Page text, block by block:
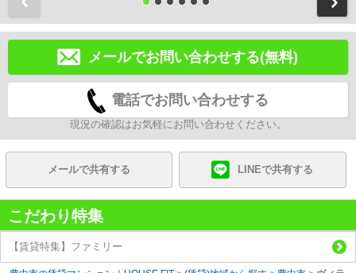
メールでお問い合わせする(無料)
電話でお問い合わせする
現況の確認はお気軽にお問い合わせください。
メールで共有する LINEで共有する
こだわり特集
【賃貸特集】ファミリー